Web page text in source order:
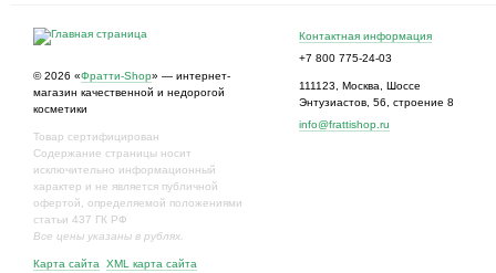
© 2026 «Фратти-Shop» — интернет-
магазин качественной и недорогой
косметики
Товар сертифицирован
Содержание страницы носит
исключительно информационный
характер и не является публичной
офертой, определяемой положениями
статьи 437 ГК РФ
Все цены указаны в рублях.
Карта сайта
XML карта сайта
Контактная информация
+7 800 775-24-03
111123 Москва
Шоссе
Энтузиастов, 56, строение 8
info@frattishop.ru